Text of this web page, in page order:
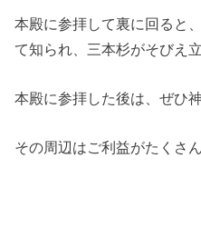
本殿に参拝して裏に回ると
て知られ、三本杉がそびえ立
本殿に参拝した後は、ぜひ
その周辺はご利益がたくさ